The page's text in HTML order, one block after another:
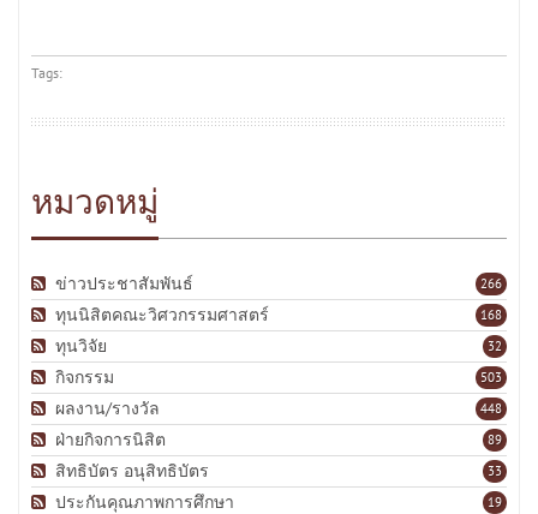
Tags:
หมวดหมู่
266
ข่าวประชาสัมพันธ์
168
ทุนนิสิตคณะวิศวกรรมศาสตร์
32
ทุนวิจัย
503
กิจกรรม
448
ผลงาน/รางวัล
89
ฝ่ายกิจการนิสิต
33
สิทธิบัตร อนุสิทธิบัตร
19
ประกันคุณภาพการศึกษา